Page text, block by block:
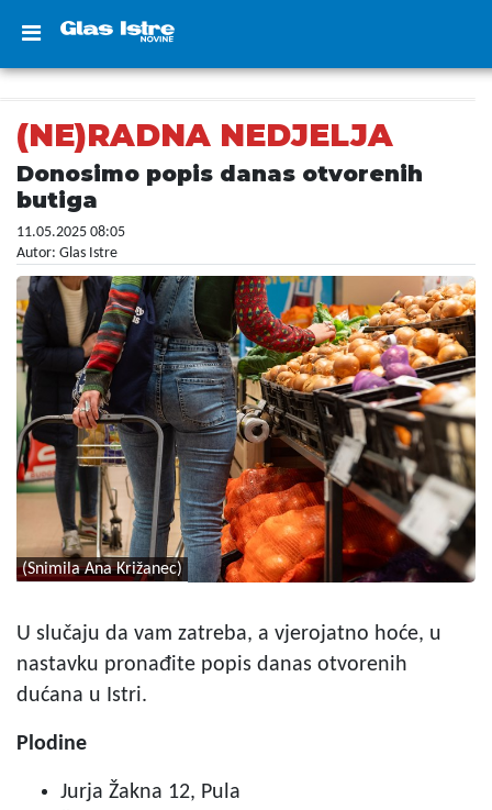
(NE)RADNA NEDJELJA
Donosimo popis danas otvorenih
butiga
11.05.2025 08:05
Autor: Glas Istre
(Snimila Ana Križanec)
U slučaju da vam zatreba, a vjerojatno hoće, u
nastavku pronađite popis danas otvorenih
dućana u Istri.
Plodine
Jurja Žakna 12, Pula